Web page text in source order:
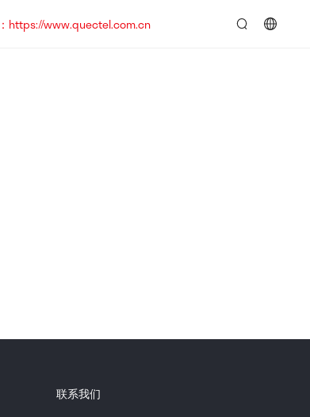
https://www.quectel.com.cn
联系我们